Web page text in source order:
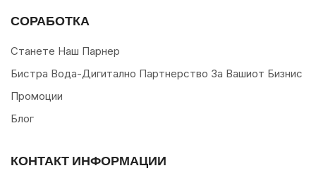
СОРАБОТКА
Станете Наш Парнер
Бистра Вода-Дигитално Партнерство За Вашиот Бизнис
Промоции
Блог
КОНТАКТ ИНФОРМАЦИИ